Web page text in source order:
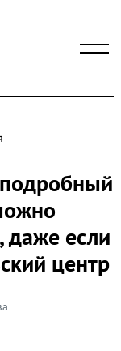
даже если
центр